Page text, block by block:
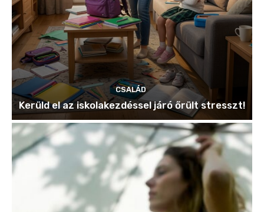
CSALÁD
Kerüld el az iskolakezdéssel járó őrült stresszt!